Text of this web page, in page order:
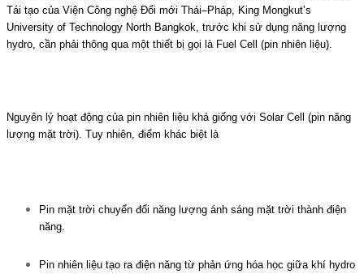
Tái tạo của Viện Công nghệ Đổi mới Thái–Pháp, King Mongkut’s
University of Technology North Bangkok , trước khi sử dụng năng lượng
hydro, cần phải thông qua một thiết bị gọi là Fuel Cell (pin nhiên liệu).
Nguyên lý hoạt động của pin nhiên liệu khá giống với Solar Cell
(pin năng
lượng mặt trời). Tuy nhiên, điểm khác biệt là
Pin mặt trời chuyển đổi năng lượng ánh sáng mặt trời thành điện
năng.
Pin nhiên liệu tạo ra điện năng từ phản ứng hóa học giữa khí hydro